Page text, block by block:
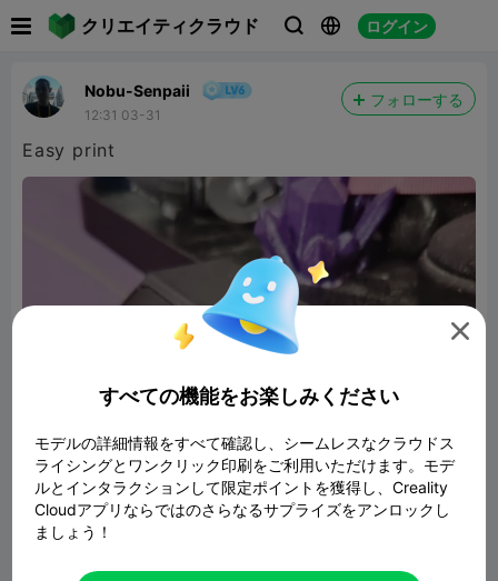
クリエイティクラウド   ログイン
Nobu-Senpaii
12:31 03-31
フォローする
Easy print

すべての機能をお楽しみください
モデルの詳細情報をすべて確認し、シームレスなクラウドス
ライシングとワンクリック印刷をご利用いただけます。モデ
ルとインタラクションして限定ポイントを獲得し、Creality
Cloudアプリならではのさらなるサプライズをアンロックし
ましょう！